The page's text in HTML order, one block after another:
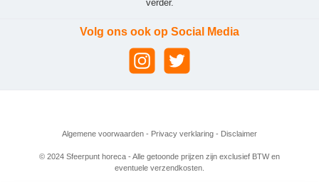
verder.
Volg ons ook op Social Media
Algemene voorwaarden - Privacy verklaring - Disclaimer
© 2024 Sfeerpunt horeca - Alle getoonde prijzen zijn exclusief BTW en
eventuele verzendkosten.